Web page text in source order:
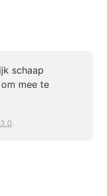
schaap
mee te
.